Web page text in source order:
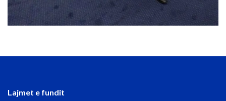
Lajmet e fundit